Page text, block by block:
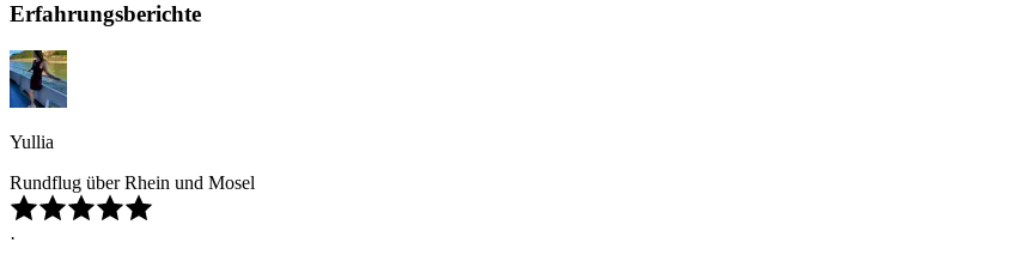
Erfahrungsberichte
Yullia
Rundflug über Rhein und Mosel
·